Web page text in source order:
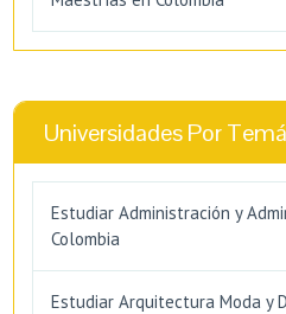
Universidades Por
Estudiar Administración y
Colombia
Estudiar Arquitectura Moda y